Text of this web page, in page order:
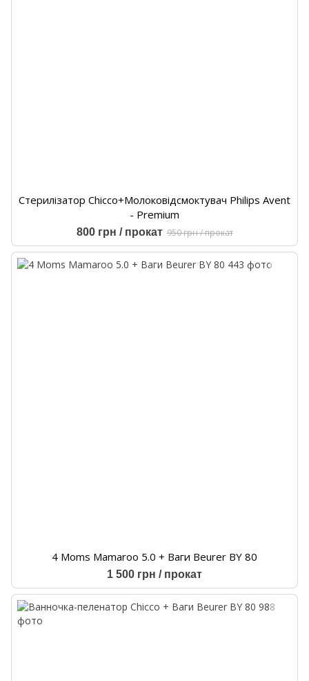
Стерилізатор Chicco+Молоковідсмоктувач Philips Avent
- Premium
800 грн / прокат 950 грн / прокат
4 Moms Mamaroo 5.0 + Ваги Beurer BY 80
1 500 грн / прокат